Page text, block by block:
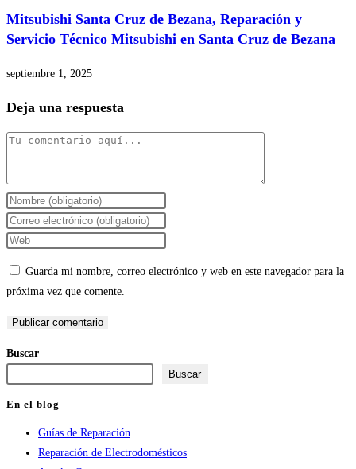
Mitsubishi Santa Cruz de Bezana, Reparación y
Servicio Técnico Mitsubishi en Santa Cruz de Bezana
septiembre 1, 2025
Deja una respuesta
Comentario
Introduce
tu
nombre
de
usuario
comentar
Introduce
tu
correo
electrónico
comentar
Introduce
de
tu
(opcional)
Guarda mi nombre, correo electrónico y web en este navegador para la
próxima vez que comente.
Buscar
Buscar
En el blog
Guías de Reparación
Reparación de Electrodomésticos